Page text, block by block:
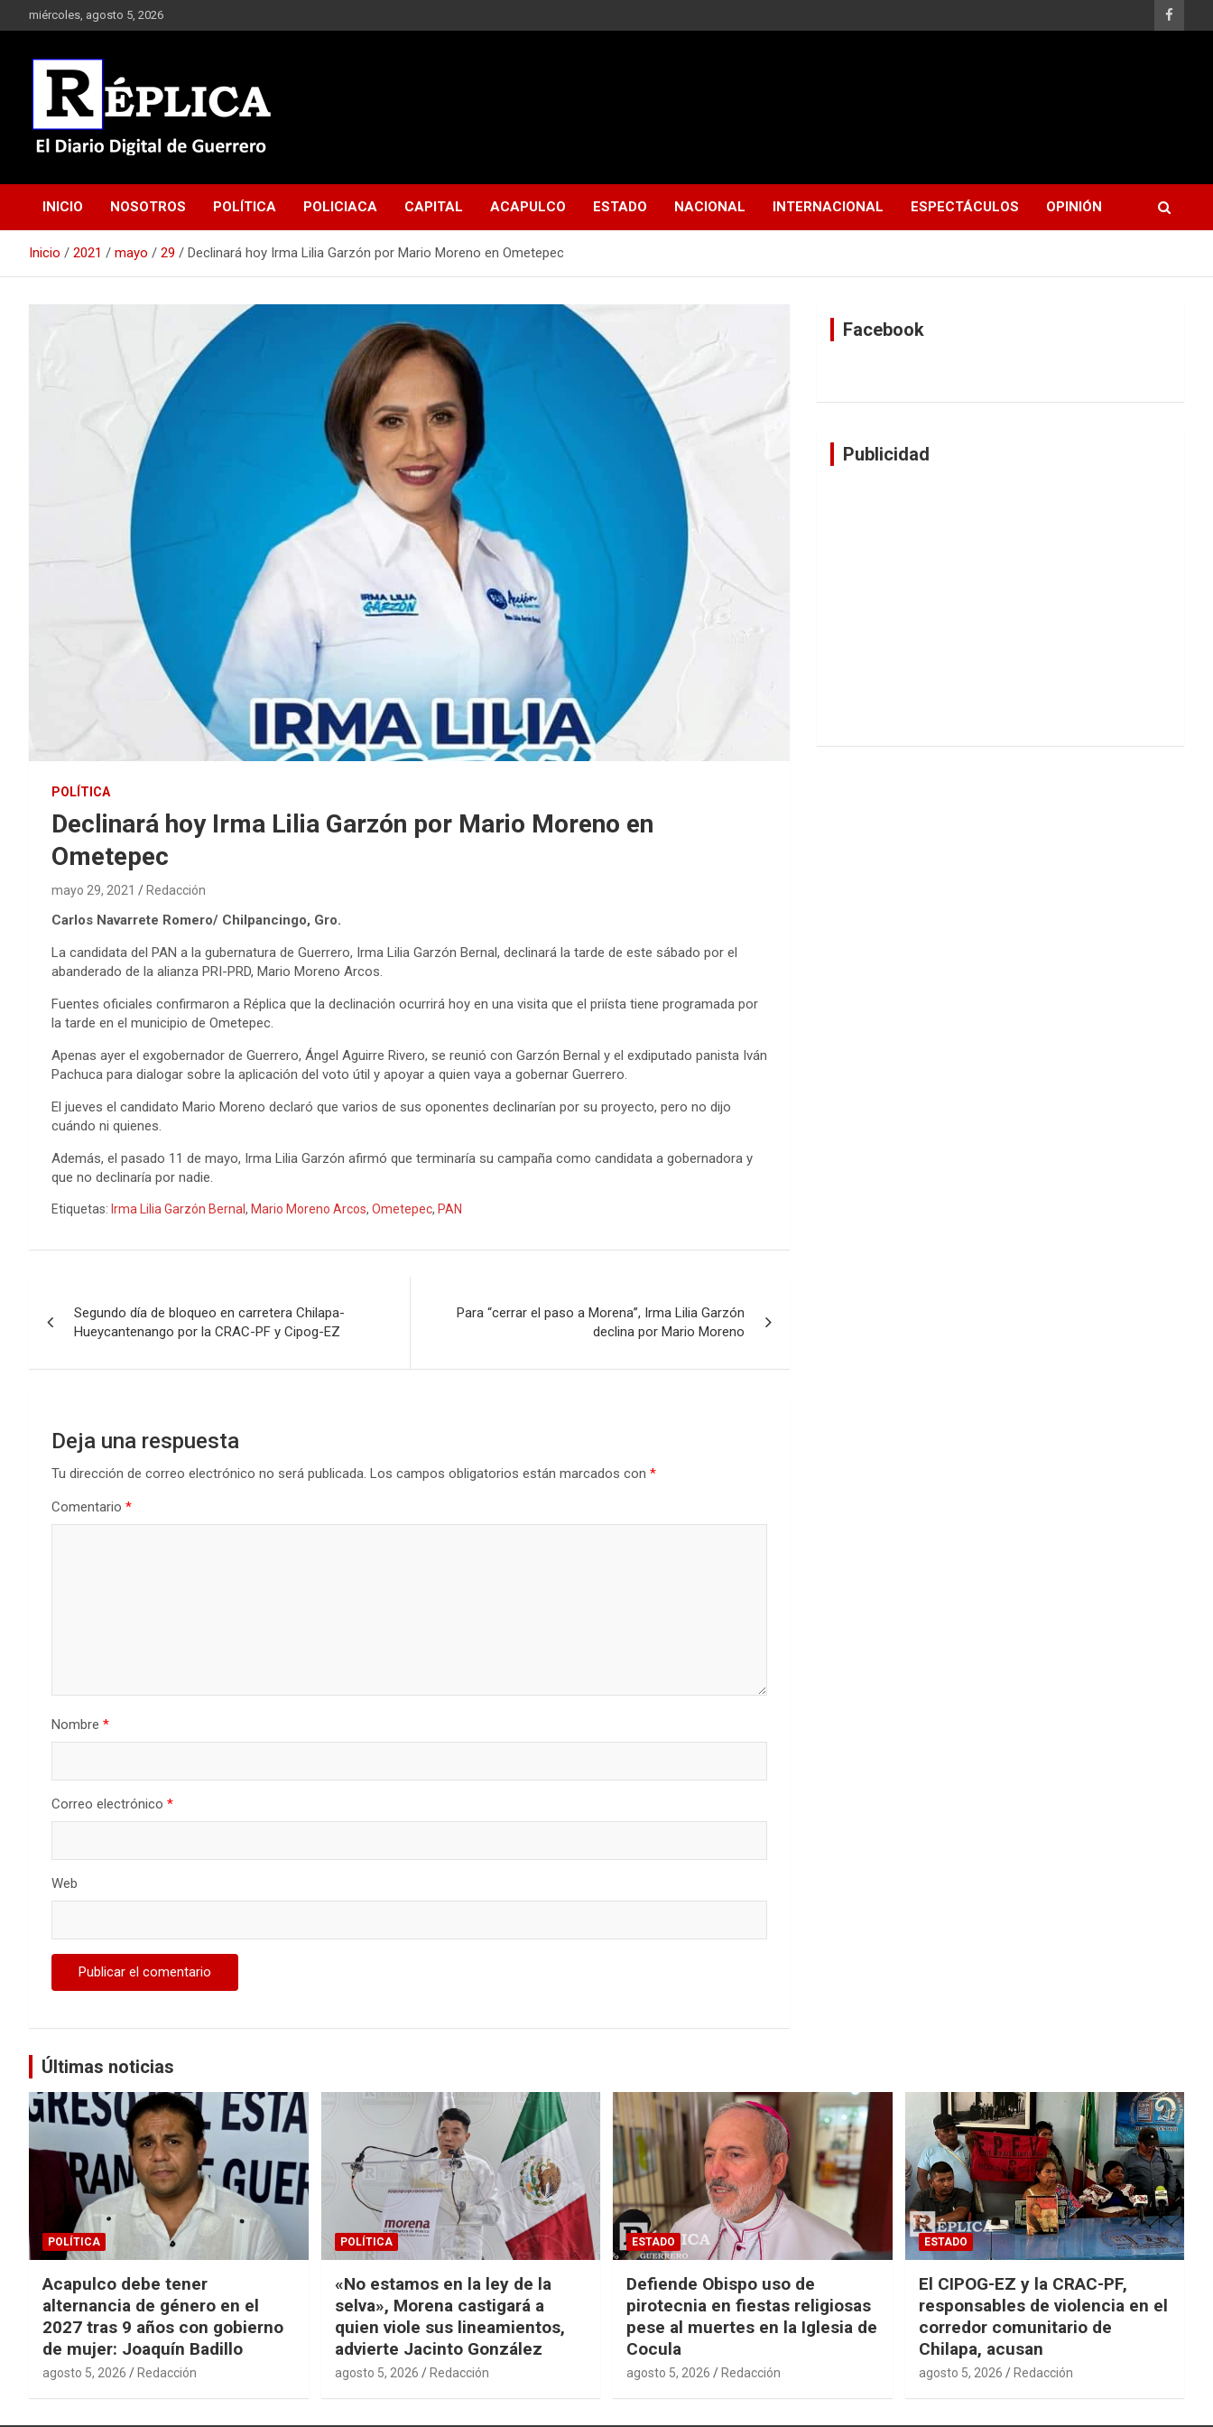
al
miércoles, agosto 5, 2026
Réplica
INICIO NOSOTROS POLÍTICA POLICIACA CAPITAL ACAPULCO ESTADO NACIONAL INTERNACIONAL ESPECTÁCULOS OPINIÓN
Inicio 2021 mayo 29 Declinará hoy Irma Lilia Garzón por Mario Moreno en Ometepec
POLÍTICA
Declinará hoy Irma Lilia Garzón por Mario Moreno en
Ometepec
mayo 29, 2021 Redacción
Carlos Navarrete Romero/ Chilpancingo, Gro.
La candidata del PAN a la gubernatura de Guerrero, Irma Lilia Garzón Bernal, declinará la tarde de este sábado por el
abanderado de la alianza PRI-PRD, Mario Moreno Arcos.
Fuentes oficiales confirmaron a Réplica que la declinación ocurrirá hoy en una visita que el priísta tiene programada por
la tarde en el municipio de Ometepec.
Apenas ayer el exgobernador de Guerrero, Ángel Aguirre Rivero, se reunió con Garzón Bernal y el exdiputado panista Iván
Pachuca para dialogar sobre la aplicación del voto útil y apoyar a quien vaya a gobernar Guerrero.
El jueves el candidato Mario Moreno declaró que varios de sus oponentes declinarían por su proyecto, pero no dijo
cuándo ni quienes.
Además, el pasado 11 de mayo, Irma Lilia Garzón afirmó que terminaría su campaña como candidata a gobernadora y
que no declinaría por nadie.
Etiquetas: Irma Lilia Garzón Bernal , Mario Moreno Arcos, Ometepec, PAN
de
entradas
Segundo día de bloqueo en carretera Chilapa-
Hueycantenango por la CRAC-PF y Cipog-EZ
Para “cerrar el paso a Morena”, Irma Lilia Garzón
declina por Mario Moreno
Deja una respuesta
Tu dirección de correo electrónico no será publicada. Los campos obligatorios están marcados con *
Comentario *
Nombre *
Correo electrónico *
Web
Facebook
Publicidad
Últimas noticias
POLÍTICA
Acapulco debe tener
alternancia de género en el
2027 tras 9 años con gobierno
de mujer: Joaquín Badillo
agosto 5, 2026 Redacción
POLÍTICA
«No estamos en la ley de la
selva», Morena castigará a
quien viole sus lineamientos,
advierte Jacinto González
agosto 5, 2026 Redacción
ESTADO
Defiende Obispo uso de
pirotecnia en fiestas religiosas
pese al muertes en la Iglesia de
Cocula
agosto 5, 2026 Redacción
ESTADO
El CIPOG-EZ y la CRAC-PF,
responsables de violencia en el
corredor comunitario de
Chilapa, acusan
agosto 5, 2026 Redacción